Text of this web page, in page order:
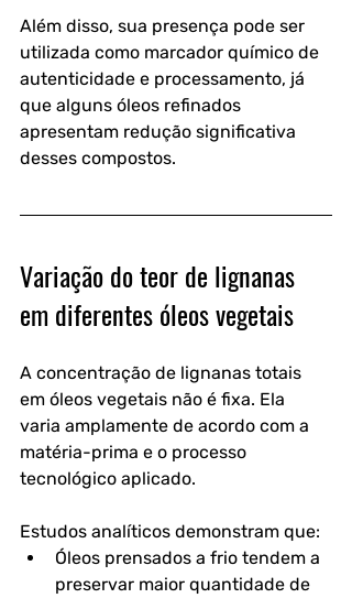
Além disso, sua presença pode ser
utilizada como marcador químico de
autenticidade e processamento, já
que alguns óleos refinados
apresentam redução significativa
desses compostos.
Variação do teor de lignanas
em diferentes óleos vegetais
A concentração de lignanas totais
em óleos vegetais não é fixa. Ela
varia amplamente de acordo com a
matéria-prima e o processo
tecnológico aplicado.
Estudos analíticos demonstram que:
Óleos prensados a frio tendem a
preservar maior quantidade de